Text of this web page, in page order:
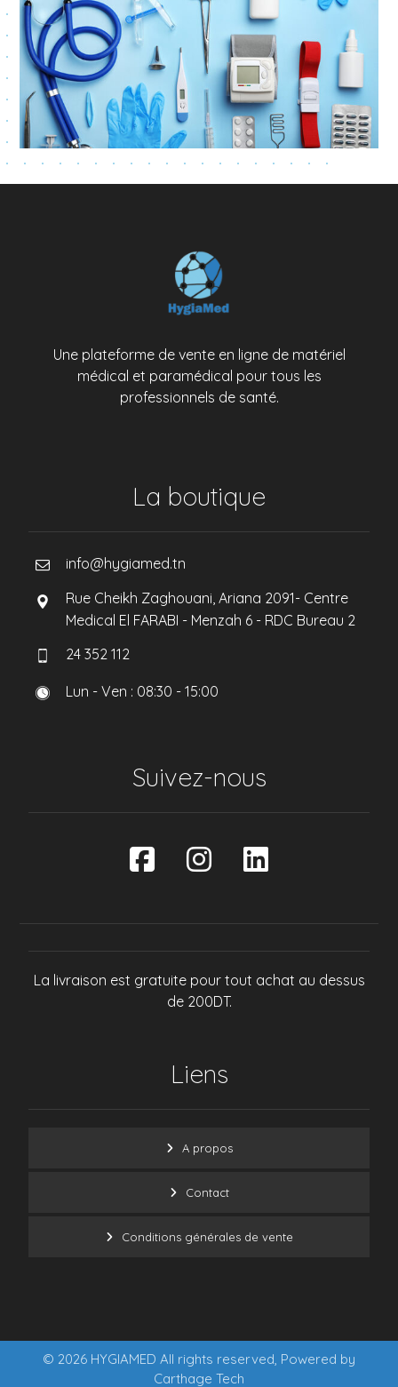
Une plateforme de vente en ligne de matériel
médical et paramédical pour tous les
professionnels de santé.
La boutique
info@hygiamed.tn
Rue Cheikh Zaghouani, Ariana 2091- Centre
Medical El FARABI - Menzah 6 - RDC Bureau 2
24 352 112
Lun - Ven : 08:30 - 15:00
Suivez-nous
La livraison est gratuite pour tout achat au dessus
de 200DT.
Liens
A propos
Contact
Conditions générales de vente
© 2026 HYGIAMED All rights reserved, Powered by
Carthage Tech